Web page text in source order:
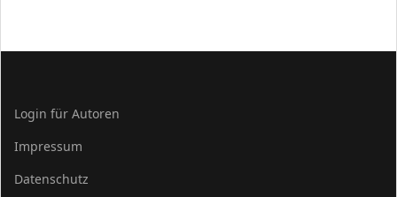
Login für Autoren
Impressum
Datenschutz